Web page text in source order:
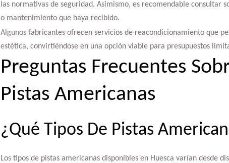
las normativas de seguridad. Asimismo, es recomendable consultar
o mantenimiento que haya recibido.
Algunos fabricantes ofrecen servicios de reacondicionamiento que
estética, convirtiéndose en una opción viable para presupuestos
Preguntas Frecuentes
Pistas Americanas
¿Qué Tipos De Pistas
Los tipos de pistas americanas disponibles en Huesca varían desde